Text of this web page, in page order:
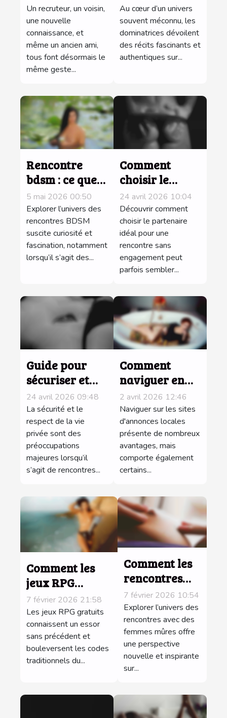
bio révèle aux
yeux des
autres
Un recruteur, un voisin,
une nouvelle
connaissance, et
même un ancien ami,
tous font désormais le
même geste...
sur les
coulisses de
leurs
rencontres
Au cœur d’un univers
souvent méconnu, les
dominatrices dévoilent
des récits fascinants et
authentiques sur...
Rencontre
bdsm : ce que
révèlent les
échanges
avant le
premier
rendez-vous
5 mai 2026 00:50
Explorer l’univers des
rencontres BDSM
suscite curiosité et
fascination, notamment
lorsqu’il s’agit des...
Comment
choisir le
partenaire
idéal pour une
rencontre sans
engagement ?
24 avril 2026 10:04
Découvrir comment
choisir le partenaire
idéal pour une
rencontre sans
engagement peut
parfois sembler...
Guide pour
sécuriser et
respecter la
vie privée lors
de rencontres
en ligne
24 avril 2026 09:48
La sécurité et le
respect de la vie
privée sont des
préoccupations
majeures lorsqu’il
s’agit de rencontres...
Comment
naviguer en
sécurité sur les
sites
d'annonces
locales ?
2 avril 2026 12:46
Naviguer sur les sites
d'annonces locales
présente de nombreux
avantages, mais
comporte également
certains...
Comment les
jeux RPG
gratuits
révolutionnent-
ils le
divertissement
pour adultes ?
7 février 2026 21:58
Les jeux RPG gratuits
connaissent un essor
sans précédent et
bouleversent les codes
traditionnels du...
Comment les
rencontres
avec des
femmes
mûres
enrichissent-
elles les
expériences
7 février 2026 10:54
Explorer l’univers des
rencontres avec des
femmes mûres offre
une perspective
nouvelle et inspirante
sur...